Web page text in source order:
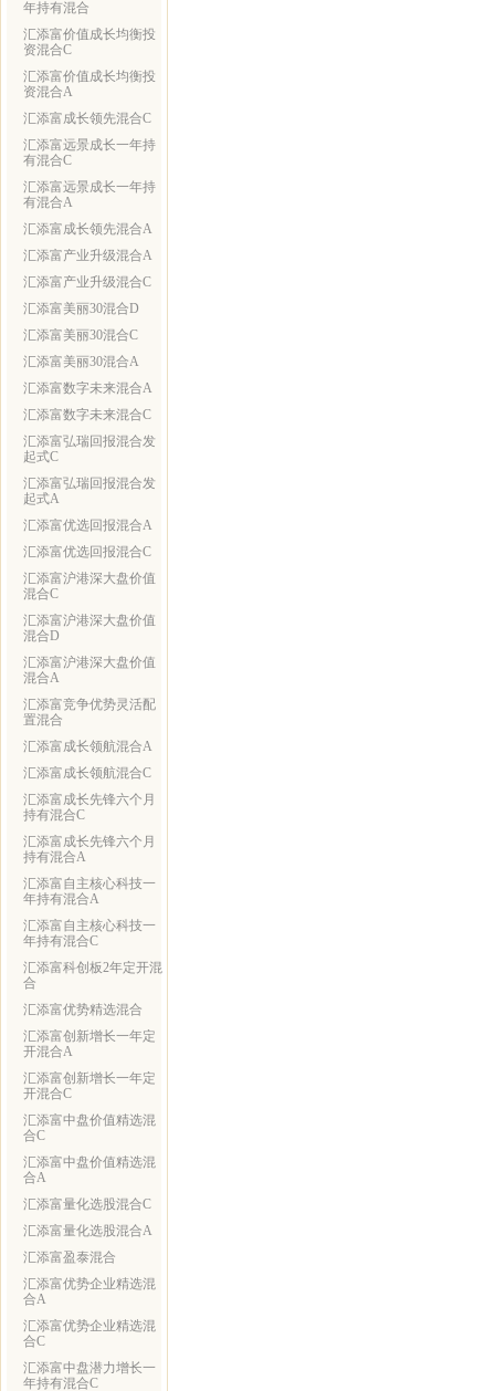
年持有混合
汇添富价值成长均衡投
资混合C
汇添富价值成长均衡投
资混合A
汇添富成长领先混合C
汇添富远景成长一年持
有混合C
汇添富远景成长一年持
有混合A
汇添富成长领先混合A
汇添富产业升级混合A
汇添富产业升级混合C
汇添富美丽30混合D
汇添富美丽30混合C
汇添富美丽30混合A
汇添富数字未来混合A
汇添富数字未来混合C
汇添富弘瑞回报混合发
起式C
汇添富弘瑞回报混合发
起式A
汇添富优选回报混合A
汇添富优选回报混合C
汇添富沪港深大盘价值
混合C
汇添富沪港深大盘价值
混合D
汇添富沪港深大盘价值
混合A
汇添富竞争优势灵活配
置混合
汇添富成长领航混合A
汇添富成长领航混合C
汇添富成长先锋六个月
持有混合C
汇添富成长先锋六个月
持有混合A
汇添富自主核心科技一
年持有混合A
汇添富自主核心科技一
年持有混合C
汇添富科创板2年定开混
合
汇添富优势精选混合
汇添富创新增长一年定
开混合A
汇添富创新增长一年定
开混合C
汇添富中盘价值精选混
合C
汇添富中盘价值精选混
合A
汇添富量化选股混合C
汇添富量化选股混合A
汇添富盈泰混合
汇添富优势企业精选混
合A
汇添富优势企业精选混
合C
汇添富中盘潜力增长一
年持有混合C